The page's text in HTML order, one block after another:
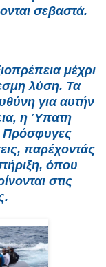
σεβαστά.
μέχρι
λύση. Τα
για αυτήν
η Ύπατη
Πρόσφυγες
παρέχοντάς
όπου
στις